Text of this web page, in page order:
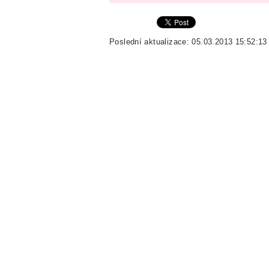
Poslední aktualizace: 05.03.2013 15:52:13